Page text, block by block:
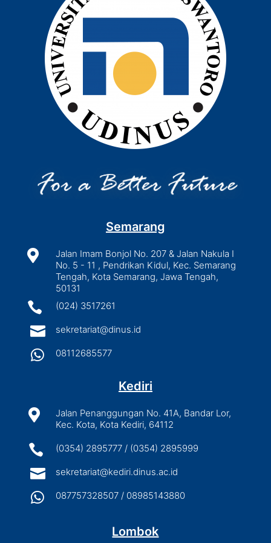
Semarang

Jalan Imam Bonjol No. 207 & Jalan Nakula I
No. 5 - 11 , Pendrikan Kidul, Kec. Semarang
Tengah, Kota Semarang, Jawa Tengah,
50131
 (024) 3517261
 sekretariat@dinus.id
 08112685577
Kediri

Jalan Penanggungan No. 41A, Bandar Lor,
Kec. Kota, Kota Kediri, 64112
 (0354) 2895777 / (0354) 2895999
 sekretariat@kediri.dinus.ac.id
 087757328507 / 08985143880
Lombok